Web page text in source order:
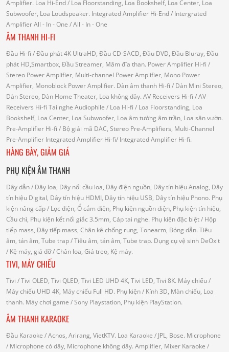
Amplifier. Loa Hi-End/ Loa Floorstanding, Loa Bookshelf, Loa Center, Loa
Subwoofer, Loa Loudspeaker. Integrated Amplifier Hi-End/ Intergrated
AmplifierAll - In - One / All - In - One
ÂM THANH HI-FI
Đầu Hi-fi / Đầu phát 4K UltraHD, Đầu CD-SACD, Đầu DVD, Đầu Bluray, Đầu
phát HD,Smartbox, Đầu Streamer, Mâm đĩa than. Power Amplifier Hi-fi /
Stereo Power Amplifier, Multi-channel Power Amplifier, Mono Power
Amplifier, Monoblock Power Amplifier. Dàn âm thanh Hi-fi / Dàn Mini Stereo,
Dàn Stereo, Dàn Home Theater, Loa không dây. AV Receivers Hi-fi / AV
Receivers Hi-fi Tai nghe Audiophile / Loa Hi-fi / Loa Floorstanding, Loa
Bookshelf, Loa Center, Loa Subwoofer, Loa âm tường âm trần, Loa sân vườn.
Pre-Amplifier Hi-fi / Bộ giải mã DAC, Stereo Pre-Amplifiers, Multi-Channel
Pre-Amplifier Integrated Amplifier Hi-fi/ Integrated Amplifier Hi-fi.
HÀNG BÀY, GIẢM GIÁ
PHỤ KIỆN ÂM THANH
Dây dẫn/ Dây loa, Dây nối cầu loa, Dây điện nguồn, Dây tín hiệu Analog, Dây
tín hiệu Digital, Dây tín hiệu HDMI, Dây tín hiệu USB, Dây tín hiệu Phono. Phụ
kiện nâng cấp/ Lọc điện, Ổ cắm điện, Phụ kiện nguồn điện, Phụ kiện tín hiệu,
Cầu chì, Phụ kiện kết nối giắc 3.5mm, Cáp tai nghe. Phụ kiện đặc biệt/ Hộp
tiếp mass, Dây tiếp mass, Chân kê chống rung, Tonearm, Bóng dẫn. Tiêu
âm, tán âm, Tube trap/ Tiêu âm, tán âm, Tube trap. Dụng cụ vệ sinh DeOxit
/ Kệ máy, giá đỡ/ Chân loa, Giá treo, Kệ máy.
TIVI, MÁY CHIẾU
Tivi / Tivi OLED, Tivi QLED, Tivi LED UHD 4K, Tivi LED, Tivi 8K. Máy chiếu/
Máy chiếu UHD 4K, Máy chiếu Full HD. Phụ kiện/ Kính 3D, Màn chiếu, Loa
thanh. Máy chơi game / Sony Playstation, Phụ kiện PlayStation.
ÂM THANH KARAOKE
Đầu Karaoke / Acnos, Arirang, VietKTV. Loa Karaoke / JPL, Bose. Microphone
/ Microphone có dây, Microphone không dây. Amplifier, Mixer Karaoke /